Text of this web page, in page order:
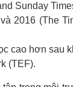
Sunday
2016 (The
cao hơn sau
(TEF).